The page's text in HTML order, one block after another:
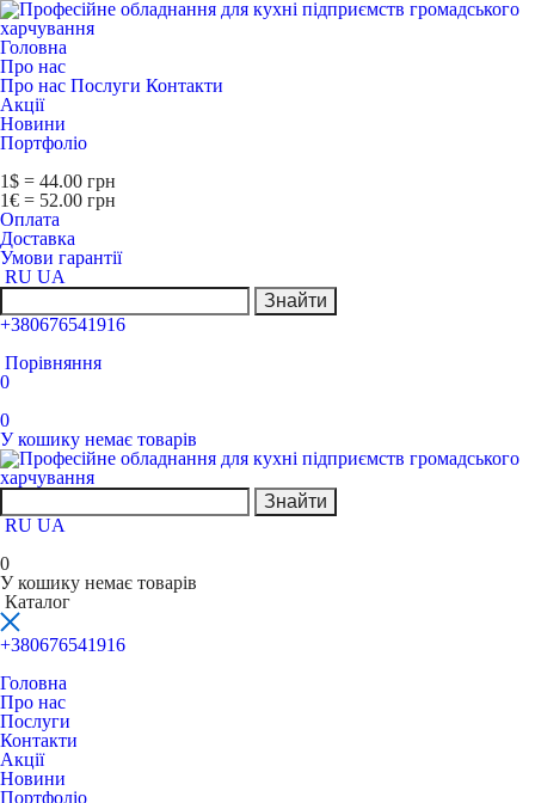
Головна
Про нас
Про нас Послуги Контакти
Акції
Новини
Портфоліо
1$ = 44.00 грн
1€ = 52.00 грн
Оплата
Доставка
Умови гарантії
RU UA
Знайти
+380676541916
Порівняння
0
0
У кошику немає товарів
Знайти
RU UA
0
У кошику немає товарів
Каталог
+380676541916
Головна
Про нас
Послуги
Контакти
Акції
Новини
Портфоліо